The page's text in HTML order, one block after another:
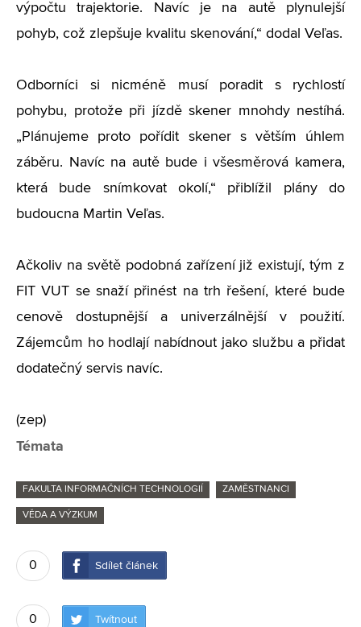
výpočtu trajektorie. Navíc je na autě plynulejší
pohyb, což zlepšuje kvalitu skenování,“ dodal Veľas.
Odborníci si nicméně musí poradit s rychlostí
pohybu, protože při jízdě skener mnohdy nestíhá.
„Plánujeme proto pořídit skener s větším úhlem
záběru. Navíc na autě bude i všesměrová kamera,
která bude snímkovat okolí,“ přiblížil plány do
budoucna Martin Veľas.
Ačkoliv na světě podobná zařízení již existují, tým z
FIT VUT se snaží přinést na trh řešení, které bude
cenově dostupnější a univerzálnější v použití.
Zájemcům ho hodlají nabídnout jako službu a přidat
dodatečný servis navíc.
(zep)
Témata
FAKULTA INFORMAČNÍCH TECHNOLOGIÍ ZAMĚSTNANCI
VĚDA A VÝZKUM
0 Sdílet článek
0 Twítnout